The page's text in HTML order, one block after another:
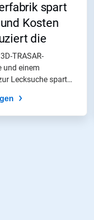
spart
Kosten
die
des
TRASAR-
und einem
Lecksuche spart